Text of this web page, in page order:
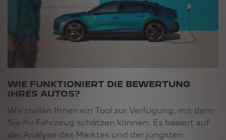
WIE FUNKTIONIERT DIE BEWERTUNG
IHRES AUTOS?
Wir stellen Ihnen ein Tool zur Verfügung, mit dem
Sie Ihr Fahrzeug schätzen können. Es basiert auf
der Analyse des Marktes und der jüngsten